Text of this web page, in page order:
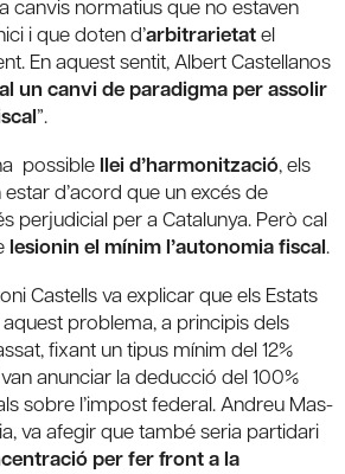
canvis normatius que no estaven
i que doten d’arbitrarietatel
En aquest sentit, Albert Castellanos
un canvi de paradigma per assolir
”.
possible llei d’harmonització, els
d’acord que un excés de
perjudicial per a Catalunya. Però cal
lesionin el mínim l’autonomia fiscal.
Castells va explicar que els Estats
problema, a principis dels
fixant un tipus mínim del 12%
anunciar la deducció del 100%
sobre l’impost federal. Andreu Mas-
va afegir que també seria partidari
per fer front a la